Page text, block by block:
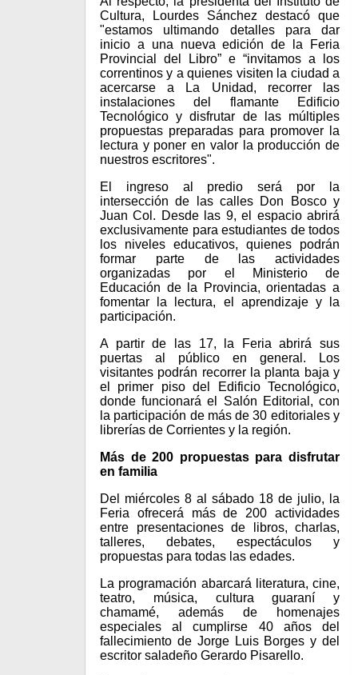
Cultura, Lourdes Sánchez destacó que
"estamos ultimando detalles para dar
inicio a una nueva edición de la Feria
Provincial del Libro” e “invitamos a los
correntinos y a quienes visiten la ciudad a
acercarse a La Unidad, recorrer las
instalaciones del flamante Edificio
Tecnológico y disfrutar de las múltiples
propuestas preparadas para promover la
lectura y poner en valor la producción de
nuestros escritores".
El ingreso al predio será por la
intersección de las calles Don Bosco y
Juan Col. Desde las 9, el espacio abrirá
exclusivamente para estudiantes de todos
los niveles educativos, quienes podrán
formar parte de las actividades
organizadas por el Ministerio de
Educación de la Provincia, orientadas a
fomentar la lectura, el aprendizaje y la
participación.
A partir de las 17, la Feria abrirá sus
puertas al público en general. Los
visitantes podrán recorrer la planta baja y
el primer piso del Edificio Tecnológico,
donde funcionará el Salón Editorial, con
la participación de más de 30 editoriales y
librerías de Corrientes y la región.
Más de 200 propuestas para disfrutar
en familia
Del miércoles 8 al sábado 18 de julio, la
Feria ofrecerá más de 200 actividades
entre presentaciones de libros, charlas,
talleres, debates, espectáculos y
propuestas para todas las edades.
La programación abarcará literatura, cine,
teatro, música, cultura guaraní y
chamamé, además de homenajes
especiales al cumplirse 40 años del
fallecimiento de Jorge Luis Borges y del
escritor saladeño Gerardo Pisarello.